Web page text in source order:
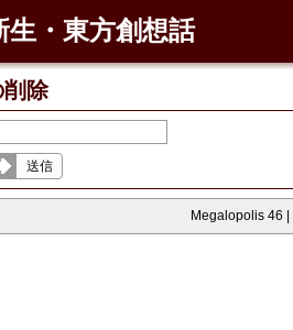
・東方創想話
削除
送信
Megalopolis 46